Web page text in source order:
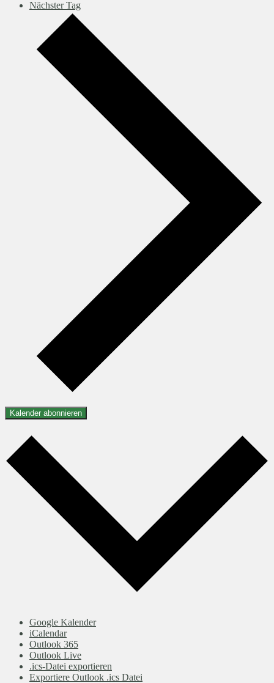
Nächster Tag
Kalender abonnieren
Google Kalender
iCalendar
Outlook 365
Outlook Live
.ics-Datei exportieren
Exportiere Outlook .ics Datei